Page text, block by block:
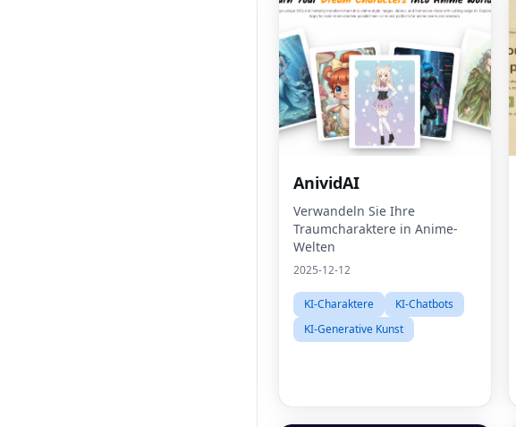
AnividAI
Verwandeln Sie Ihre
Traumcharaktere in Anime-
Welten
2025-12-12
KI-Charaktere
KI-Chatbots
KI-Generative Kunst